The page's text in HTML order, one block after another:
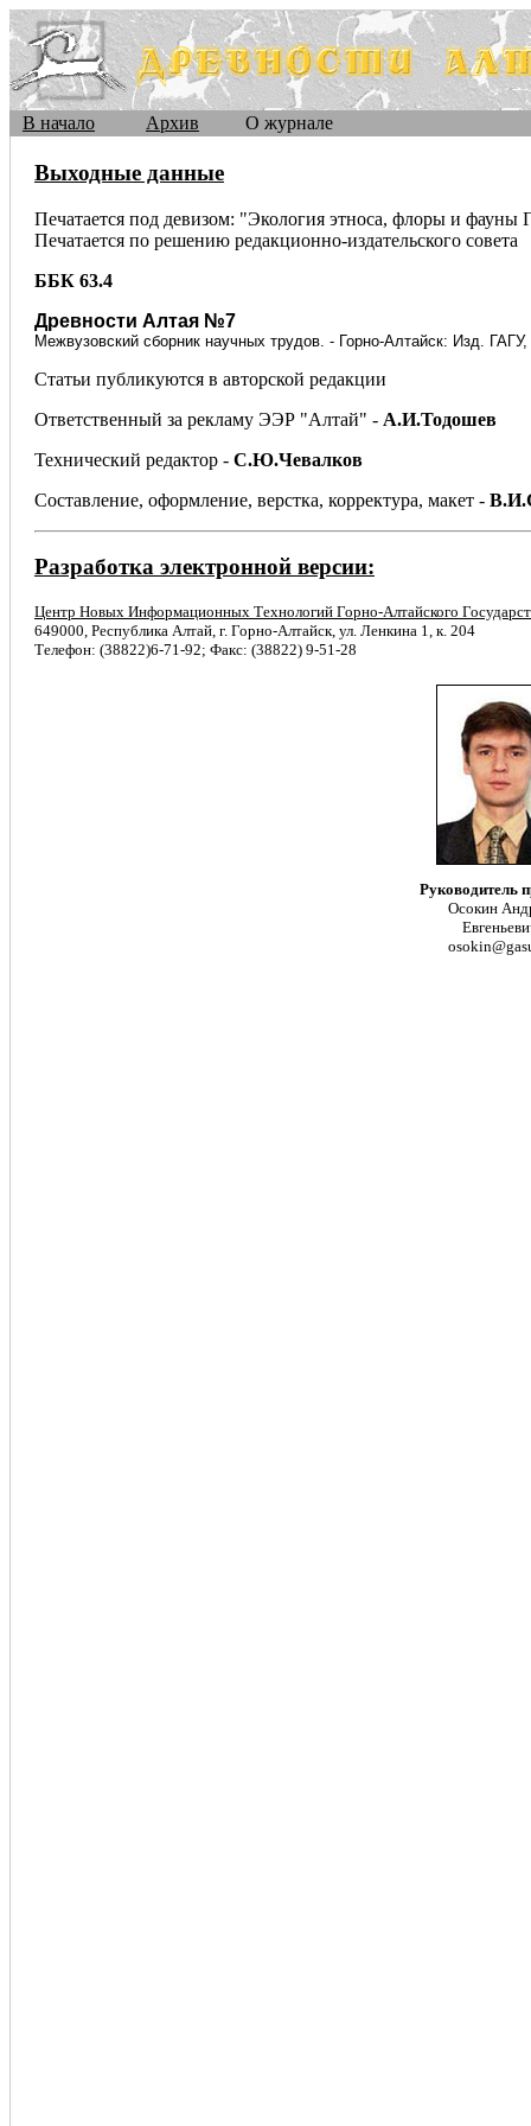
В начало Архив О журнале
Выходные данные
Печатается под девизом: "Экология этноса, флоры и фауны
Печатается по решению редакционно-издательского совета
ББК 63.4
Древности Алтая №7
Межвузовский сборник научных трудов. - Горно-Алтайск: Изд.
Статьи публикуются в авторской редакции
Ответственный за рекламу ЭЭР "Алтай" - А.И.Тодошев
Технический редактор - С.Ю.Чевалков
Составление, оформление, верстка, корректура, макет -
Разработка электронной версии:
Центр Новых Информационных Технологий Горно-Алтайского
649000, Республика Алтай, г. Горно-Алтайск, ул. Ленкина 1, к. 204
Телефон: (38822)6-71-92; Факс: (38822) 9-51-28
Руководитель
Осокин